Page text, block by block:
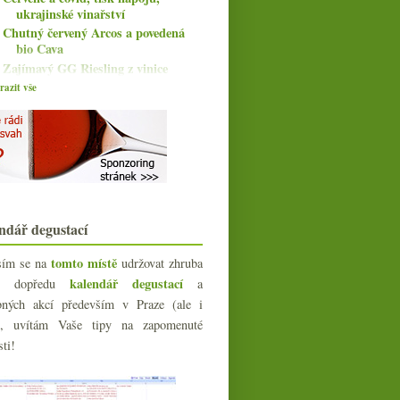
ukrajinské vinařství
Chutný červený Arcos a povedená
bio Cava
Zajímavý GG Riesling z vinice
Zehnmorgen
červené z Prioratu
Ochutnávka a novinky z
Champagne Henriot
Skvělý domácí Pinot a pekelná
Anthony Barton, Freixen...
Perseval-Farge s šardonkou z
Chamery
Výtečný Riesling od vinařství
Brennfleck
Frankovky od Bystřického a
Heimanna
Přežil jsem Bottled Alive a první
Blaufränkisch a Kékfrankos od
vše
degustací
se na tomto místě udržovat zhruba
dopředu kalendář degustacía
akcí především v Praze (ale i
uvítám Vaše tipy na zapomenuté